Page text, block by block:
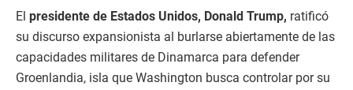
El presidente de Estados Unidos, Donald Trump, ratificó
su discurso expansionista al burlarse abiertamente de las
capacidades militares de Dinamarca para defender
Groenlandia, isla que Washington busca controlar por su